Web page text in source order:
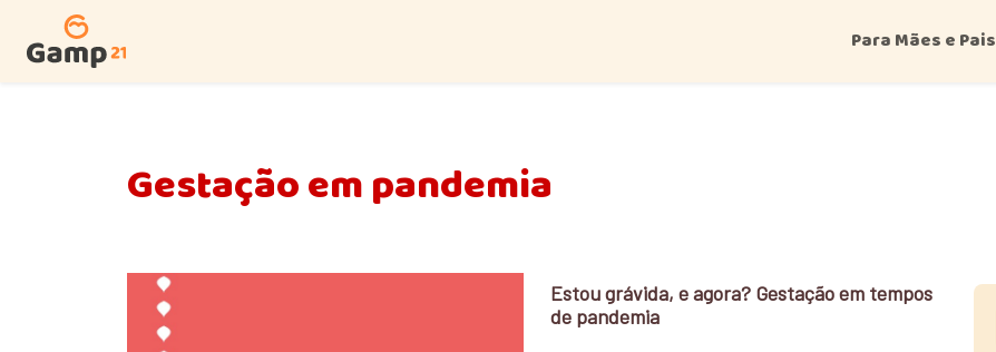
Para Mães e Pais
Gestação em pandemia
Estou grávida, e agora? Gestação em tempos
de pandemia